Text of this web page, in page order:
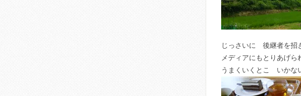
じっさいに 後継者を招
メディアにもとりあげら
うまくいくとこ いかな